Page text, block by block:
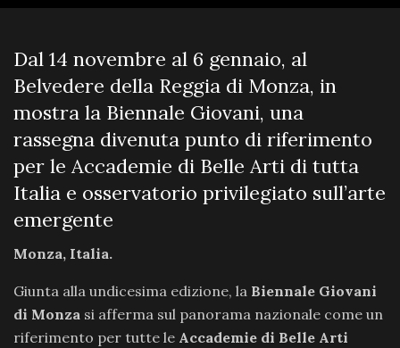
Dal 14 novembre al 6 gennaio, al
Belvedere della Reggia di Monza, in
mostra la Biennale Giovani, una
rassegna divenuta punto di riferimento
per le Accademie di Belle Arti di tutta
Italia e osservatorio privilegiato sull’arte
emergente
Monza, Italia.
Giunta alla undicesima edizione, la Biennale Giovani
di Monza si afferma sul panorama nazionale come un
riferimento per tutte le Accademie di Belle Arti